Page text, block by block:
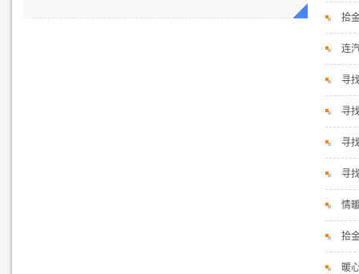
拾
连
寻
寻
寻
寻
情
拾
暖